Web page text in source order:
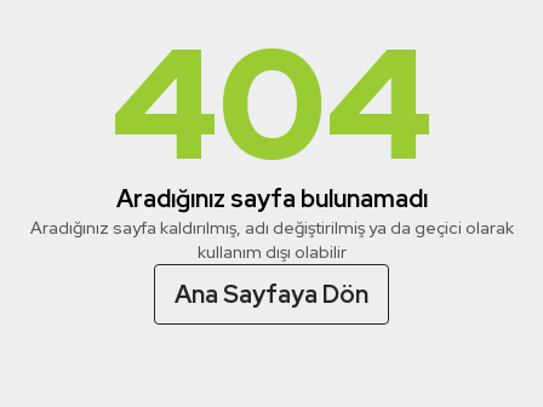
404
Aradığınız sayfa bulunamadı
Aradığınız sayfa kaldırılmış, adı değiştirilmiş ya da geçici olarak
kullanım dışı olabilir
Ana Sayfaya Dön